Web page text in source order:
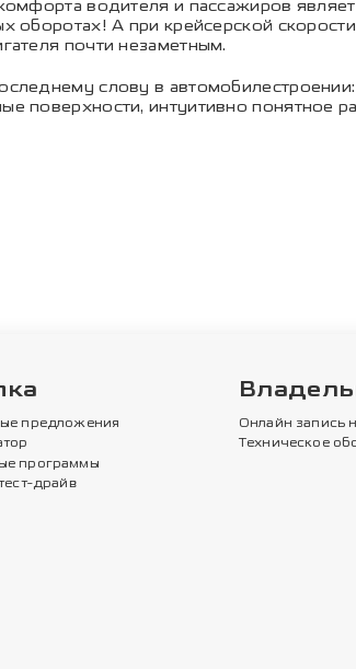
водителя и пассажиров
оборотах! А при крейсерской
почти незаметным.
слову в
поверхности, интуитивно понятное
предложения
программы
драйв
Онлайн запись
Техническое